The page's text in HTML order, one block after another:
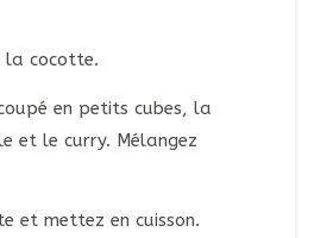
la cocotte.
en petits cubes, la
et le curry. Mélangez
et mettez en cuisson.